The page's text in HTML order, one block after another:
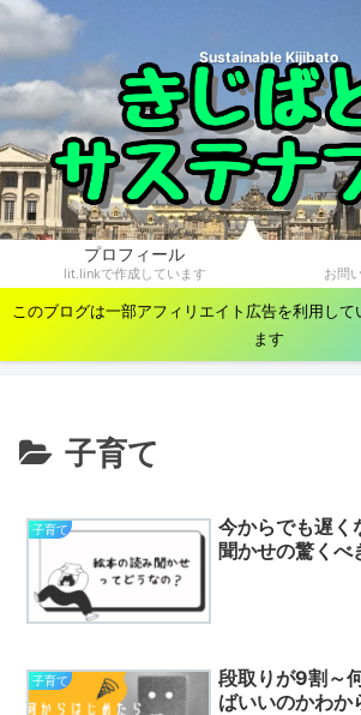
Sustainable Kijibato
プロフィール
lit.linkで作成しています お問
このブログは一部アフィリエイト広告を利用し
ます
子育て
子育て
今からでも遅く
聞かせの驚くべ
子育て
段取りが9割～
ばいいのかわか